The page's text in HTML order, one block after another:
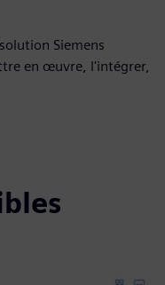
Siemens
en œuvre, l'intégrer,